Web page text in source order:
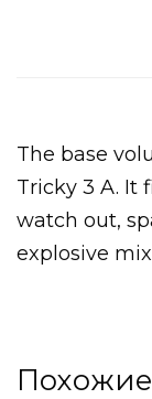
The base
Tricky 3 A. It
watch out,
explosive